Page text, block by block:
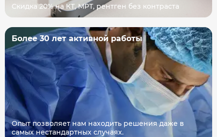
Скидка 20% на КТ, МРТ, рентген без контраста
Более 30 лет активной работы
Опыт позволяет нам находить решения даже в
самых нестандартных случаях.